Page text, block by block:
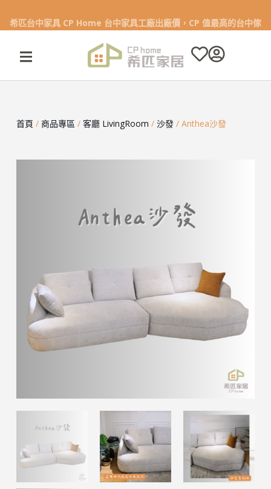
至
要
俱推薦首選
首頁 / 商品專區 / 客廳 LivingRoom / 沙發/ Anthea沙發